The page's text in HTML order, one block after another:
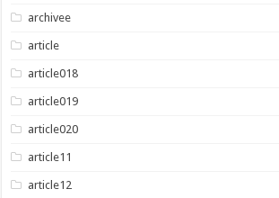
archivee
article
article018
article019
article020
article11
article12